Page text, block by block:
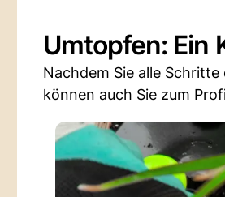
Umtopfen: Ein
Nachdem Sie alle
können auch Sie zum